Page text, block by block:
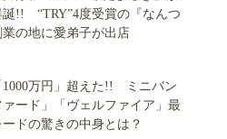
誕!! “TRY”4度受賞の『なんつ
業の地に愛弟子が出店
1000万円」超えた!! ミニバン
ァード」「ヴェルファイア」最
ドの驚きの中身とは？